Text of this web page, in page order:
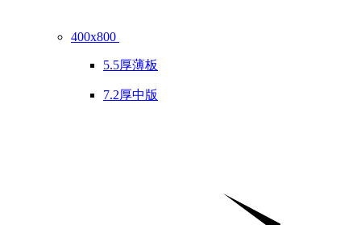
400x800
5.5厚薄板
7.2厚中版